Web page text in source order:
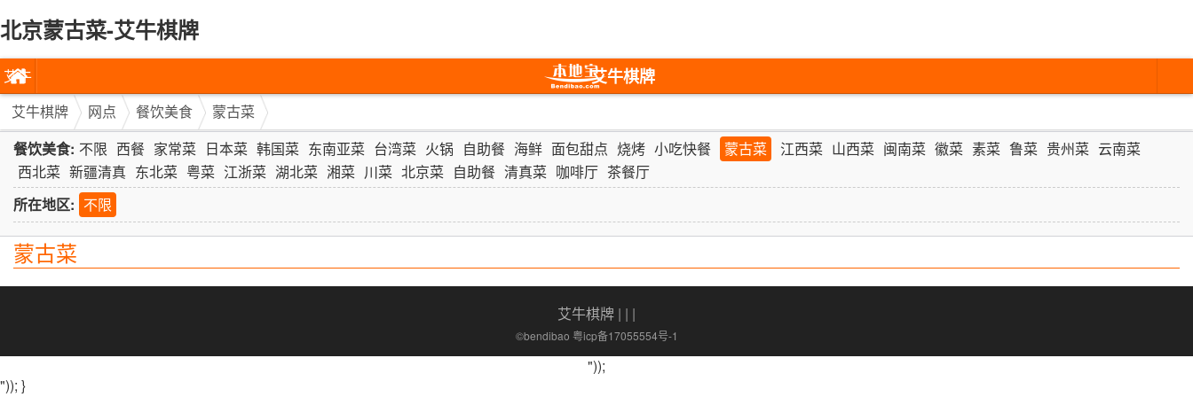
北京蒙古菜-艾牛棋牌
艾牛
棋牌
艾牛棋牌
艾牛棋牌 网点 餐饮美食
蒙古菜
餐饮美食: 不限 西餐 家常菜 日本菜 韩国菜 东南亚菜 台湾菜 火锅 自助餐 海鲜 面包甜点 烧烤 小吃快餐 蒙古菜 江西菜 山西菜 闽南菜 徽菜 素菜 鲁菜 贵州菜 云南菜
西北菜 新疆清真 东北菜 粤菜 江浙菜 湖北菜 湘菜 川菜 北京菜 自助餐 清真菜 咖啡厅 茶餐厅
所在地区: 不限
蒙古菜
艾牛棋牌 | | |
©bendibao 粤icp备17055554号-1
"));
")); }